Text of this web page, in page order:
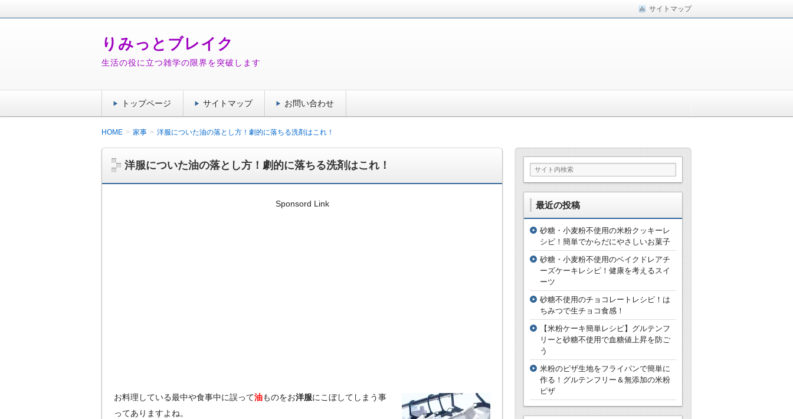
サイトマップ
りみっとブレイク
生活の役に立つ雑学の限界を突破します
トップページ サイトマップ お問い合わせ
HOME 家事 洋服についた油の落とし方！劇的に落ちる洗剤はこれ！
洋服についた油の落とし方！劇的に落ちる洗剤はこれ！
Sponsord Link
お料理している最中や食事中に誤って油ものをお洋服にこぼしてしまう事
ってありますよね。
最近の投稿
砂糖・小麦粉不使用の米粉クッキーレ
シピ！簡単でからだにやさしいお菓子
砂糖・小麦粉不使用のベイクドレアチ
ーズケーキレシピ！健康を考えるスイ
ーツ
砂糖不使用のチョコレートレシピ！は
ちみつで生チョコ食感！
【米粉ケーキ簡単レシピ】グルテンフ
リーと砂糖不使用で血糖値上昇を防ご
う
米粉のピザ生地をフライパンで簡単に
作る！グルテンフリー＆無添加の米粉
ピザ